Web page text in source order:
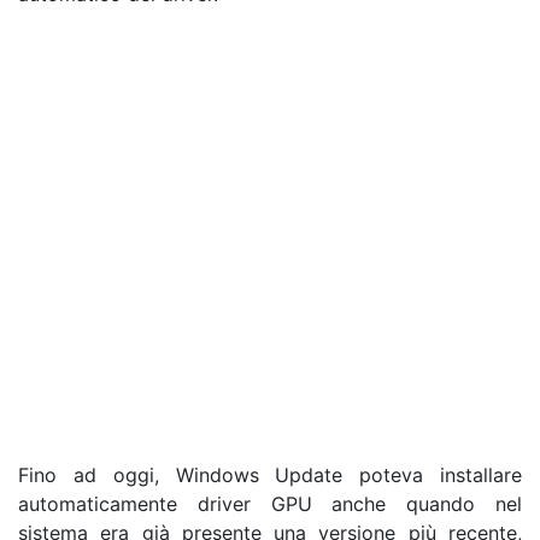
Fino ad oggi, Windows Update poteva installare
automaticamente driver GPU anche quando nel
sistema era già presente una versione più recente,